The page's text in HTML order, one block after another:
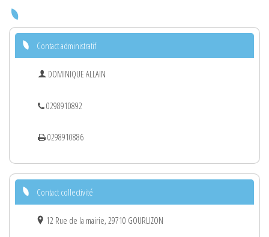
Contact administratif
DOMINIQUE ALLAIN
0298910892
0298910886
Contact collectivité
12 Rue de la mairie, 29710 GOURLIZON